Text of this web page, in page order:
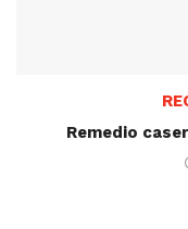
Remedio